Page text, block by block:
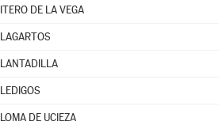
ITERO DE LA VEGA
LAGARTOS
LANTADILLA
LEDIGOS
LOMA DE UCIEZA